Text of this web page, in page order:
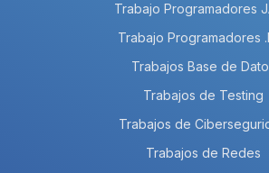
Trabajo Programadores
Trabajo Programadores
Trabajos Base de
Trabajos de Testing
Trabajos de
Trabajos de Redes